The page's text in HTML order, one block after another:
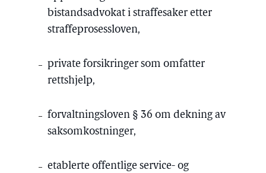
bistandsadvokat i straffesaker etter
straffeprosessloven,
private forsikringer som omfatter
rettshjelp,
forvaltningsloven § 36 om dekning av
saksomkostninger,
etablerte offentlige service- og